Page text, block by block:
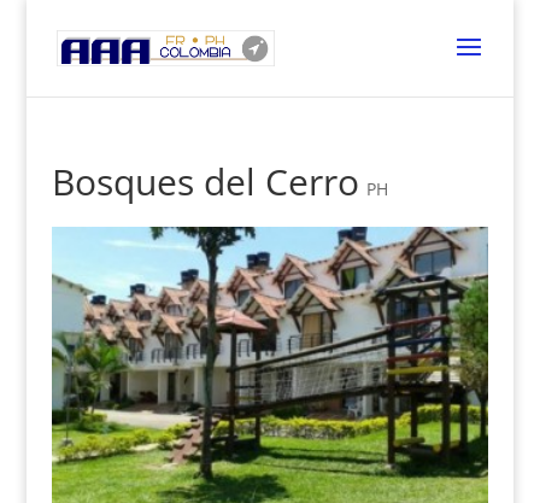
Bosques del Cerro PH